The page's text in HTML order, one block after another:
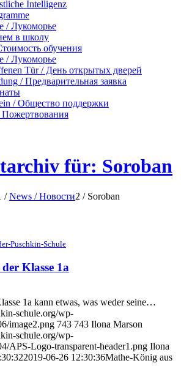
Intelligenz
/ Лукоморье
в школу
обучения
/ Лукоморье
Tür / День открытых дверей
/ Предварительная заявка
/ Общество поддержки
Пожертвования
für: Soroban
/ News / Новости2 / Soroban
Puschkin-Schule
Klasse 1a
1a kann etwas, was weder seine…
schule.org/wp-
image2.png 743 743 Ilona Marson
schule.org/wp-
APS-Logo-transparent-header1.png Ilona
2019-06-26 12:30:36Mathe-König aus